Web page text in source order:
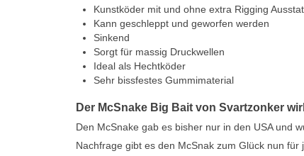
Kunstköder mit und ohne extra Rigging
Kann geschleppt und geworfen werden
Sinkend
Sorgt für massig Druckwellen
Ideal als Hechtköder
Sehr bissfestes Gummimaterial
Der McSnake Big Bait von Svartzonker
Den McSnake gab es bisher nur in den USA und
Nachfrage gibt es den McSnak zum Glück nun